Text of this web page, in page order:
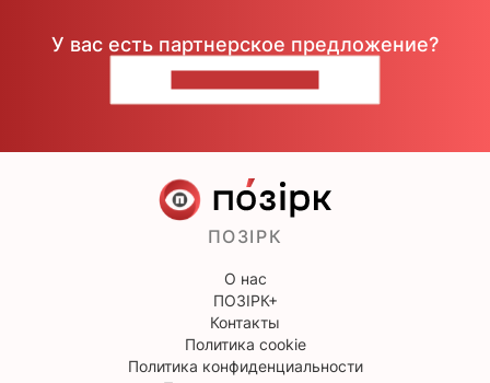
У вас есть партнерское предложение?
ПОЗІРК
О нас
ПОЗІРК+
Контакты
Политика cookie
Политика конфиденциальности